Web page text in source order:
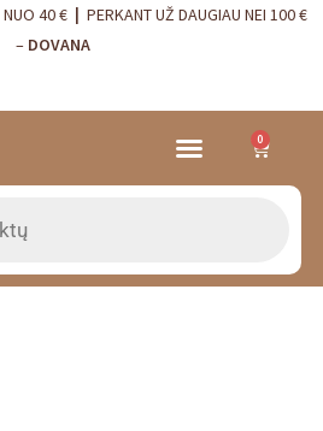
NUO 40 € | PERKANT UŽ DAUGIAU NEI 100 €
– DOVANA
0